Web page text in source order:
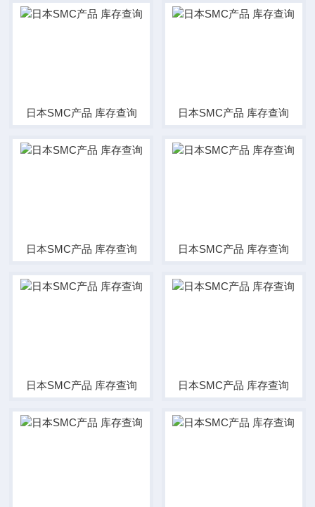
日本SMC产品 库存查询 日本SMC产品 库存查询
日本SMC产品 库存查询 日本SMC产品 库存查询
日本SMC产品 库存查询 日本SMC产品 库存查询